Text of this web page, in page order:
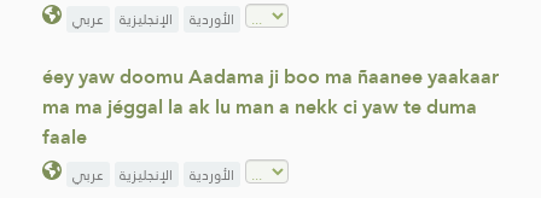
عربي الإنجليزية الأوردية
éey yaw doomu Aadama ji boo ma ñaanee yaakaar
ma ma jéggal la ak lu man a nekk ci yaw te duma
faale
عربي الإنجليزية الأوردية